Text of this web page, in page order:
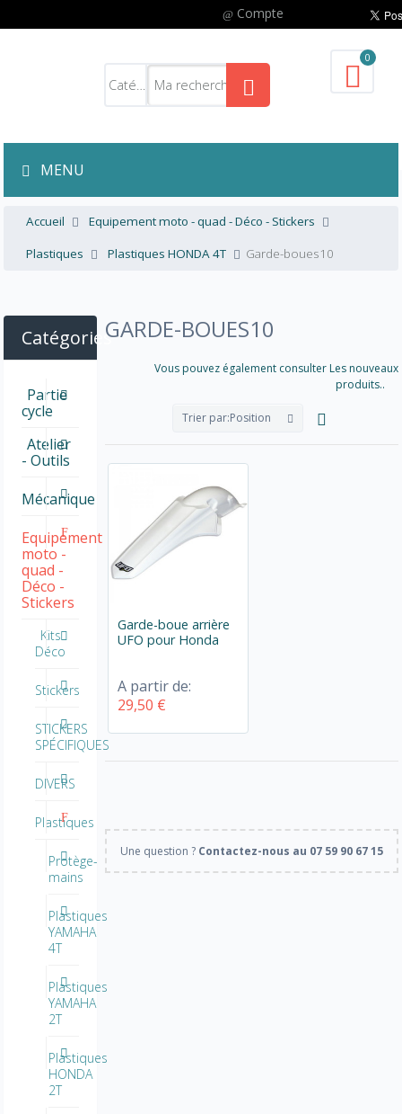
Compte
0
MENU
Accueil
Equipement moto - quad - Déco - Stickers
Plastiques
Plastiques HONDA 4T Garde-boues10
GARDE-BOUES10
Vous pouvez également consulter Les nouveaux
produits..
Trier par:Position
Garde-boue arrière
UFO pour Honda
A partir de:
29,50 €
Une question ? Contactez-nous au 07 59 90 67 15
Catégories
Partie
cycle
Atelier
- Outils
Mécanique
Equipement
moto -
quad -
Déco -
Stickers
Kits
Déco
Stickers
STICKERS
SPÉCIFIQUES
DIVERS
Plastiques
Protège-
mains
Plastiques
YAMAHA
4T
Plastiques
YAMAHA
2T
Plastiques
HONDA
2T